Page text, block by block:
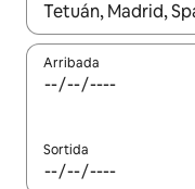
Quan els resultats
Arribada
Sortida